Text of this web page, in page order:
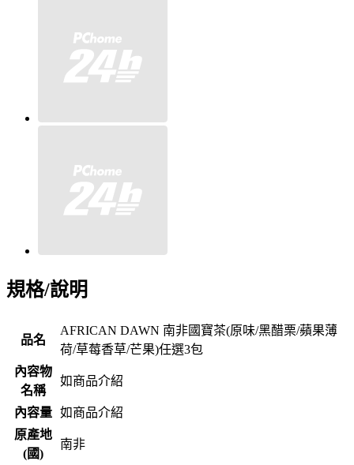
規格/說明
品名
AFRICAN DAWN 南非國寶茶(原味/黑醋栗/蘋果薄
荷/草莓香草/芒果)任選3包
內容物
名稱
如商品介紹
內容量
如商品介紹
原產地
(國)
南非